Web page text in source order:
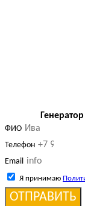
ФИО
Телефон
Email
Я принимаю
ОТПРАВИТЬ